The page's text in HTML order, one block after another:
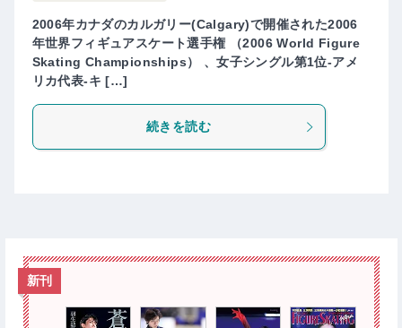
2006年カナダのカルガリー(Calgary)で開催された2006
年世界フィギュアスケート選手権 （2006 World Figure
Skating Championships） 、女子シングル第1位-アメ
リカ代表-キ […]
続きを読む
新刊